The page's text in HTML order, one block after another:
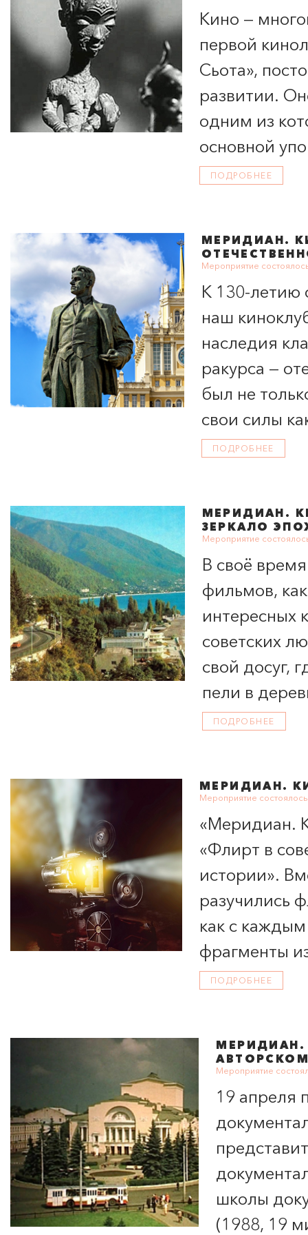
МЕРИДИАН .
Мероприятие
19 апреля
школы
(1988, 19
МЕРИДИАН.
Мероприятие
«Меридиан.
«Флирт в
истории».
разучились
как с
фрагменты
«Собака на
ПОДРОБНЕЕ
МЕРИДИАН .
ЗЕРКАЛО
Мероприятие
В своё
фильмов,
интересных
советских
свой досуг,
пели в
ПОДРОБНЕЕ
МЕРИДИАН.
Мероприятие
К 130-летию
наш
наследия
ракурса —
был не
свои силы
ПОДРОБНЕЕ
Кино —
первой
Сьота»,
развитии.
одним из
основной
позиции. На
ПОДРОБНЕЕ